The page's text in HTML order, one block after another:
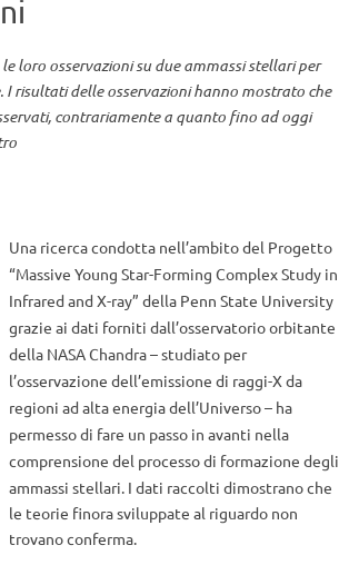
loro osservazioni su due ammassi stellari per
risultati delle osservazioni hanno mostrato che
contrariamente a quanto fino ad oggi
Una ricerca condotta nell’ambito del Progetto
“Massive Young Star-Forming Complex Study in
Infrared and X-ray” della Penn State University
grazie ai dati forniti dall’osservatorio orbitante
della NASA Chandra – studiato per
l’osservazione dell’emissione di raggi-X da
regioni ad alta energia dell’Universo – ha
permesso di fare un passo in avanti nella
comprensione del processo di formazione degli
ammassi stellari. I dati raccolti dimostrano che
le teorie finora sviluppate al riguardo non
trovano conferma.